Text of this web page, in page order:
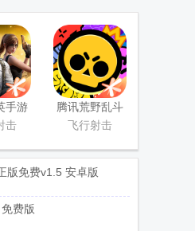
看器
手游
击
腾讯荒野乱斗
官方正版
飞行射击
版免费v1.5 安卓版
费版